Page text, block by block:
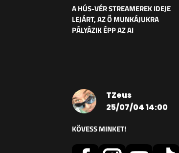
A HÚS-VÉR STREAMEREK IDEJE
LEJÁRT, AZ Ő MUNKÁJUKRA
PÁLYÁZIK ÉPP AZ AI
TZeus
25/07/04 14:00
KÖVESS MINKET!